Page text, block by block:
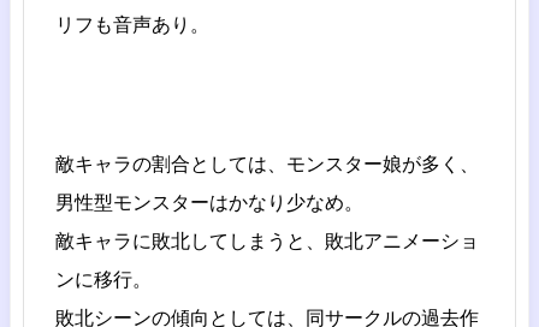
リフも音声あり。
敵キャラの割合としては、モンスター娘が多く、
男性型モンスターはかなり少なめ。
敵キャラに敗北してしまうと、敗北アニメーショ
ンに移行。
敗北シーンの傾向としては、同サークルの過去作